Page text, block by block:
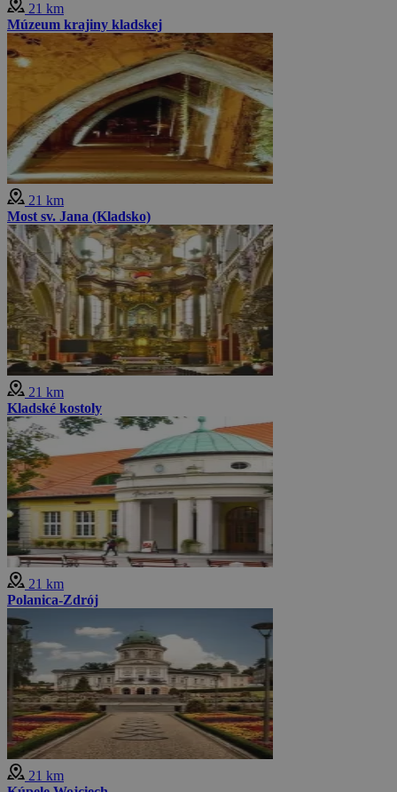
21 km
Múzeum krajiny kladskej
21 km
Most sv. Jana (Kladsko)
21 km
Kladské kostoly
21 km
Polanica-Zdrój
21 km